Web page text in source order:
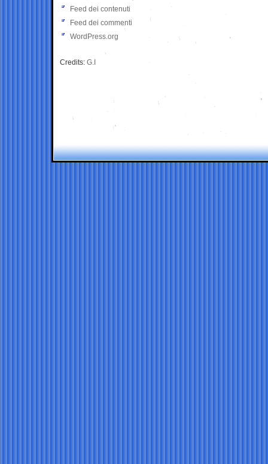
Feed dei contenuti
Feed dei commenti
WordPress.org
Credits: G.I